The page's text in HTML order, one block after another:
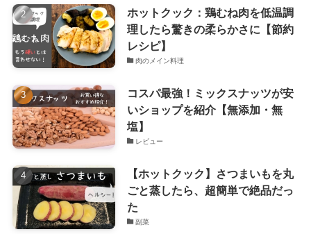
ホットクック：鶏むね肉を低温調
理したら驚きの柔らかさに【節約
レシピ】
肉のメイン料理
コスパ最強！ミックスナッツが安
いショップを紹介【無添加・無
塩】
レビュー
【ホットクック】さつまいもを丸
ごと蒸したら、超簡単で絶品だっ
た
副菜